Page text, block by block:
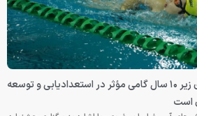
حسین گرایلی: جشنواره شنای زیر ۱۰ سال گامی مؤثر در استعدادیابی و توسعه
است